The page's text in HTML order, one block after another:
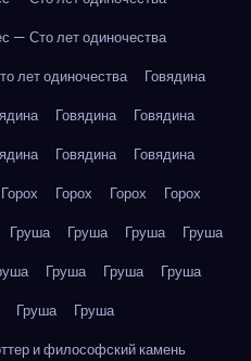
— Сто лет одиночества
лет одиночества
Говядина
Говядина
Говядина
Говядина
Говядина
Горох Горох Горох
Горох
Груша Груша Груша
Груша
Груша Груша
Груша
Груша
Груша
и философский камень